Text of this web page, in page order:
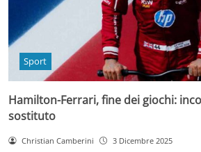
Sport
Hamilton-Ferrari, fine dei giochi:
sostituto
Christian Camberini 3 Dicembre 2025